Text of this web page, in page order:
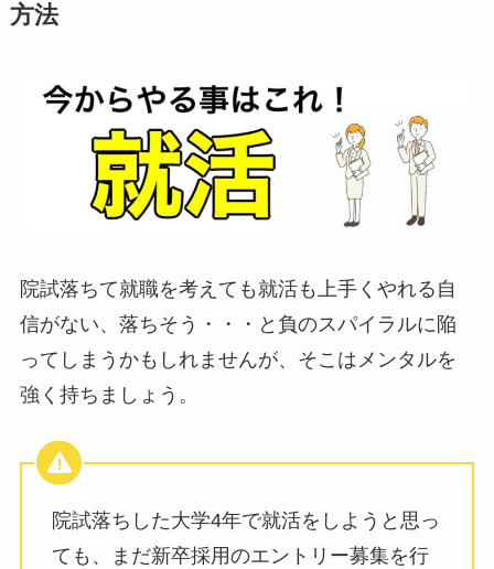
方法
院試落ちて就職を考えても就活も上手くやれる自
信がない、落ちそう・・・と負のスパイラルに陥
ってしまうかもしれませんが、そこはメンタルを
強く持ちましょう。
院試落ちした大学4年で就活をしようと思っ
ても、まだ新卒採用のエントリー募集を行